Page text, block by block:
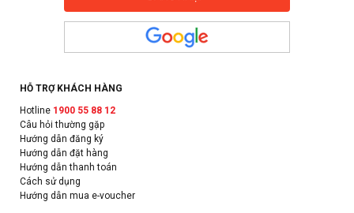
HỖ TRỢ KHÁCH HÀNG
Hotline 1900 55 88 12
Câu hỏi thường gặp
Hướng dẫn đăng ký
Hướng dẫn đặt hàng
Hướng dẫn thanh toán
Cách sử dụng
Hướng dẫn mua e-voucher